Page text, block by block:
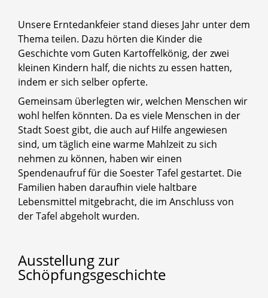
Unsere Erntedankfeier stand dieses Jahr unter dem
Thema teilen. Dazu hörten die Kinder die
Geschichte vom Guten Kartoffelkönig, der zwei
kleinen Kindern half, die nichts zu essen hatten,
indem er sich selber opferte.
Gemeinsam überlegten wir, welchen Menschen wir
wohl helfen könnten. Da es viele Menschen in der
Stadt Soest gibt, die auch auf Hilfe angewiesen
sind, um täglich eine warme Mahlzeit zu sich
nehmen zu können, haben wir einen
Spendenaufruf für die Soester Tafel gestartet. Die
Familien haben daraufhin viele haltbare
Lebensmittel mitgebracht, die im Anschluss von
der Tafel abgeholt wurden.
Ausstellung zur
Schöpfungsgeschichte